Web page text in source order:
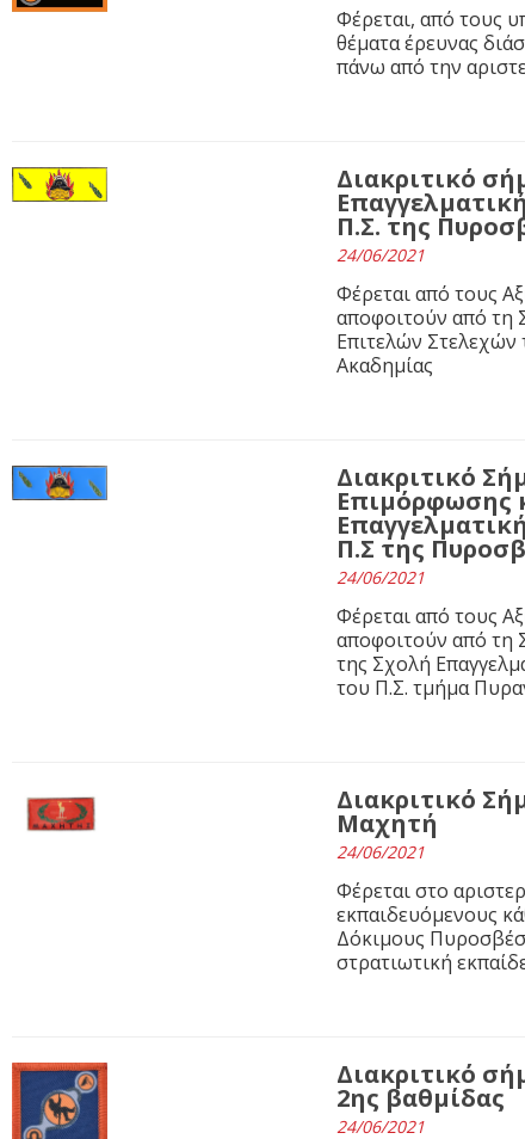
Φέρεται, από τους
θέματα έρευνας
πάνω από την
Διακριτικό
Π.Σ. της
24/06/2021
Φέρεται από τους
αποφοιτούν από τη
Επιτελών
Ακαδημίας
Διακριτικό
Επιμόρφωσης
Π.Σ της
24/06/2021
Φέρεται από τους
αποφοιτούν από τη
της Σχολή
του Π.Σ. τμήμα
Διακριτικό
Μαχητή
24/06/2021
Φέρεται στο
εκπαιδευόμενους
Δόκιμους
στρατιωτική
Διακριτικό
2ης βαθμίδας
24/06/2021